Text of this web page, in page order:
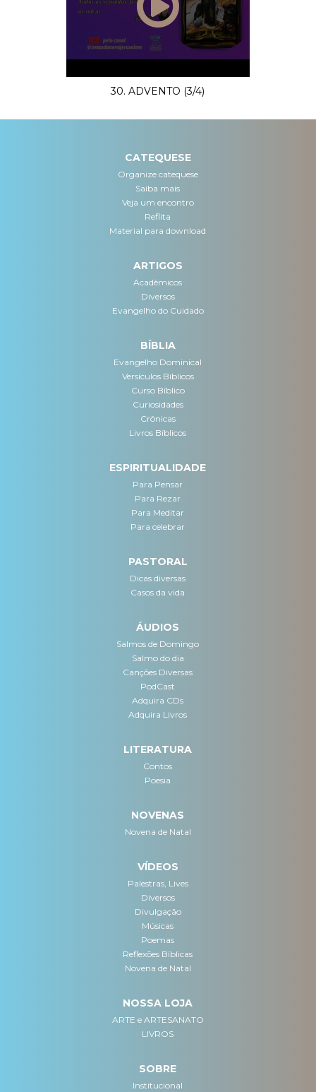
30. ADVENTO (3/4)
CATEQUESE
Organize catequese
Saiba mais
Veja um encontro
Reflita
Material para download
ARTIGOS
Acadêmicos
Diversos
Evangelho do Cuidado
BÍBLIA
Evangelho Dominical
Versículos Bíblicos
Curso Bíblico
Curiosidades
Crônicas
Livros Bíblicos
ESPIRITUALIDADE
Para Pensar
Para Rezar
Para Meditar
Para celebrar
PASTORAL
Dicas diversas
Casos da vida
ÁUDIOS
Salmos de Domingo
Salmo do dia
Canções Diversas
PodCast
Adquira CDs
Adquira Livros
LITERATURA
Contos
Poesia
NOVENAS
Novena de Natal
VÍDEOS
Palestras, Lives
Diversos
Divulgação
Músicas
Poemas
Reflexões Bíblicas
Novena de Natal
NOSSA LOJA
ARTE e ARTESANATO
LIVROS
SOBRE
Institucional